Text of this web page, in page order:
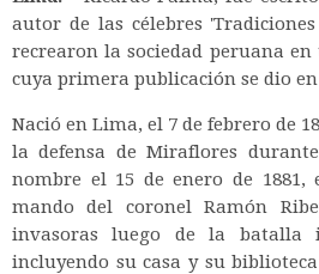
autor de las célebres
recrearon la sociedad peruana
cuya primera publicación se dio en
Nació en Lima, el 7 de febrero de
la defensa de Miraflores
nombre el 15 de enero de 1881,
mando del coronel Ramón
invasoras luego de la batalla
incluyendo su casa y su